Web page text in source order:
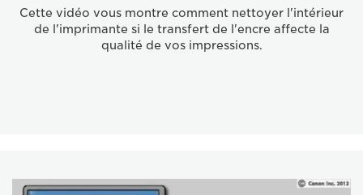
Cette vidéo vous montre comment nettoyer l'intérieur
de l'imprimante si le transfert de l'encre affecte la
qualité de vos impressions.